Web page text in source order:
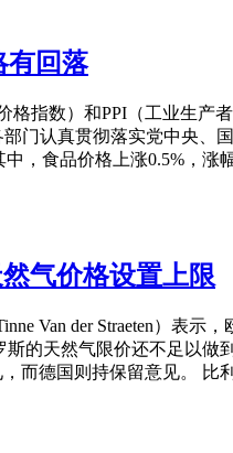
有回落
指数）和PPI（工业生产
贯彻落实党中央、国
食品价格上涨0.5%，涨
气价格设置上限
Van der Straeten）表
的天然气限价还不足以
而德国则持保留意见。